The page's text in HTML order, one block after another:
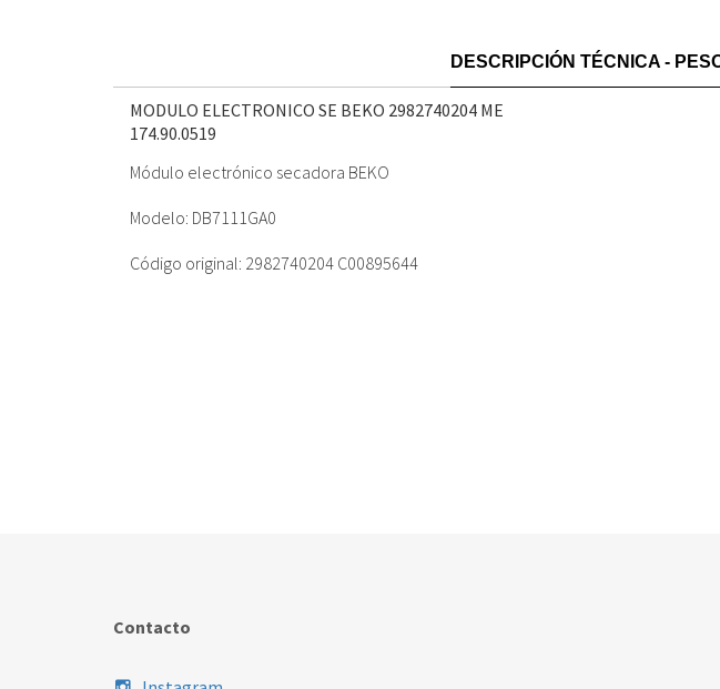
DESCRIPCIÓN TÉCNICA -
MODULO ELECTRONICO SE BEKO 2982740204 ME
174.90.0519
Módulo electrónico secadora BEKO
Modelo: DB7111GA0
Código original: 2982740204 C00895644
Contacto